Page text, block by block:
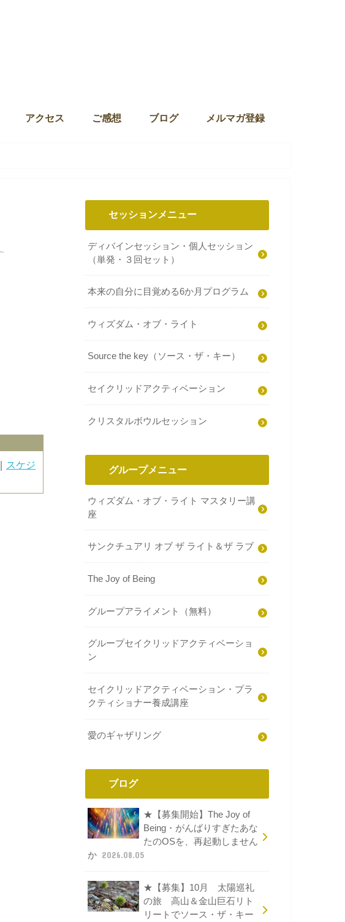
アクセス ご感想 ブログ メルマガ登録
｜ スケジ
セッションメニュー
ディバインセッション・個人セッション
（単発・３回セット）
本来の自分に目覚める6か月プログラム
ウィズダム・オブ・ライト
Source the key（ソース・ザ・キー）
セイクリッドアクティベーション
クリスタルボウルセッション
グループメニュー
ウィズダム・オブ・ライト マスタリー講
座
サンクチュアリ オブ ザ ライト＆ザ ラブ
The Joy of Being
グループアライメント（無料）
グループセイクリッドアクティベーショ
ン
セイクリッドアクティベーション・プラ
クティショナー養成講座
愛のギャザリング
ブログ
★【募集開始】The Joy of
Being・がんばりすぎたあな
たのOSを、再起動しません
か 2026.08.05
★【募集】10月 太陽巡礼
の旅 高山＆金山巨石リト
リートでソース・ザ・キー